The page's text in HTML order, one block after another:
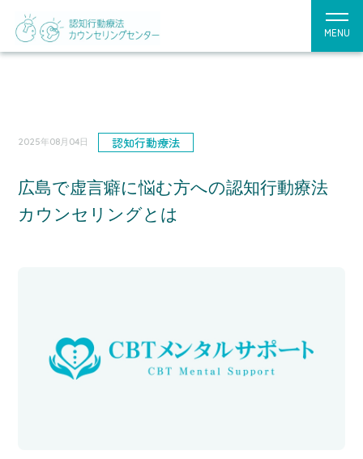
MENU
2025年08月04日 認知行動療法
広島で虚言癖に悩む方への認知行動療法
カウンセリングとは